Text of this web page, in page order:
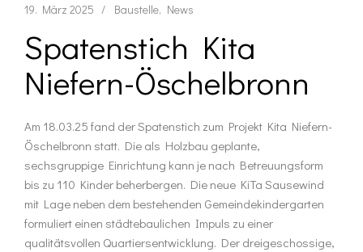
19. März 2025 Baustelle News
Spatenstich Kita
Niefern-Öschelbronn
Am 18.03.25 fand der Spatenstich zum Projekt Kita Niefern-
Öschelbronn statt. Die als Holzbau geplante,
sechsgruppige Einrichtung kann je nach Betreuungsform
bis zu 110 Kinder beherbergen. Die neue KiTa Sausewind
mit Lage neben dem bestehenden Gemeindekindergarten
formuliert einen städtebaulichen Impuls zu einer
qualitätsvollen Quartiersentwicklung. Der dreigeschossige,